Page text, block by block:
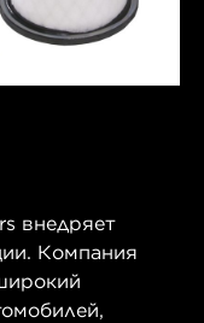
внедряет
Компания